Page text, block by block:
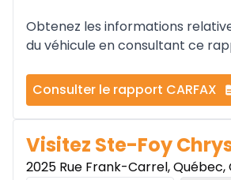
Obtenez les informations
du véhicule en consultant ce
Consulter le rapport CARFAX
Visitez Ste-Foy
2025 Rue Frank-Carrel, Québec,